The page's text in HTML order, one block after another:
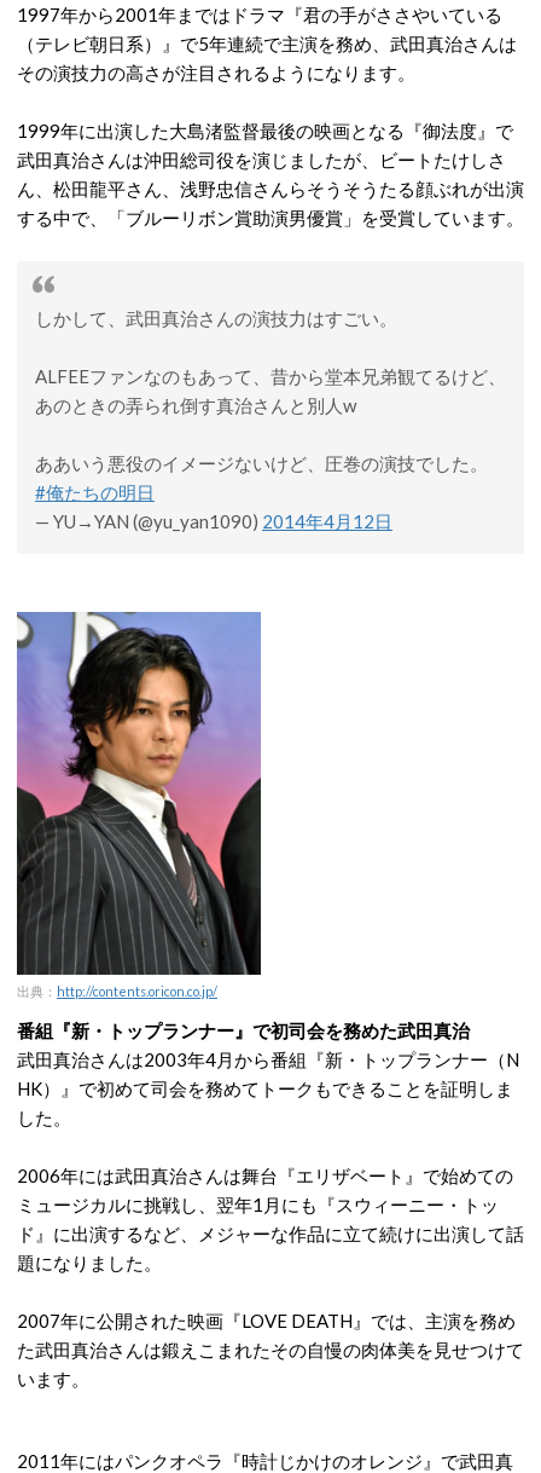
1997年から2001年まではドラマ『君の手がささやいている
（テレビ朝日系）』で5年連続で主演を務め、武田真治さんは
その演技力の高さが注目されるようになります。
1999年に出演した大島渚監督最後の映画となる『御法度』で
武田真治さんは沖田総司役を演じましたが、ビートたけしさ
ん、松田龍平さん、浅野忠信さんらそうそうたる顔ぶれが出演
する中で、「ブルーリボン賞助演男優賞」を受賞しています。
しかして、武田真治さんの演技力はすごい。
ALFEEファンなのもあって、昔から堂本兄弟観てるけど、
あのときの弄られ倒す真治さんと別人w
ああいう悪役のイメージないけど、圧巻の演技でした。
#俺たちの明日
— YU→YAN (@yu_yan1090) 2014年4月12日
出典： http://contents.oricon.co.jp/
番組『新・トップランナー』で初司会を務めた武田真治
武田真治さんは2003年4月から番組『新・トップランナー（N
HK）』で初めて司会を務めてトークもできることを証明しま
した。
2006年には武田真治さんは舞台『エリザベート』で始めての
ミュージカルに挑戦し、翌年1月にも『スウィーニー・トッ
ド』に出演するなど、メジャーな作品に立て続けに出演して話
題になりました。
2007年に公開された映画『LOVE DEATH』では、主演を務め
た武田真治さんは鍛えこまれたその自慢の肉体美を見せつけて
います。
2011年にはパンクオペラ『時計じかけのオレンジ』で武田真